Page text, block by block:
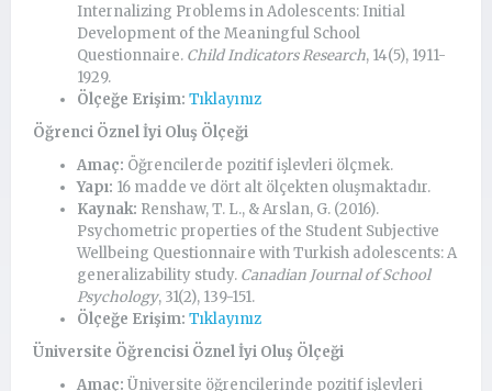
Internalizing Problems in Adolescents: Initial
Development of the Meaningful School
Questionnaire. Child Indicators Research, 14(5), 1911-
1929.
Ölçeğe Erişim: Tıklayınız
Öğrenci Öznel İyi Oluş Ölçeği
Amaç: Öğrencilerde pozitif işlevleri ölçmek.
Yapı: 16 madde ve dört alt ölçekten oluşmaktadır.
Kaynak: Renshaw, T. L., & Arslan, G. (2016).
Psychometric properties of the Student Subjective
Wellbeing Questionnaire with Turkish adolescents: A
generalizability study. Canadian Journal of School
Psychology, 31(2), 139-151.
Ölçeğe Erişim: Tıklayınız
Üniversite Öğrencisi Öznel İyi Oluş Ölçeği
Amaç: Üniversite öğrencilerinde pozitif işlevleri